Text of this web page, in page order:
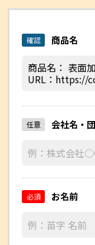
商品名
確認
会社名・
任意
お名前
必須